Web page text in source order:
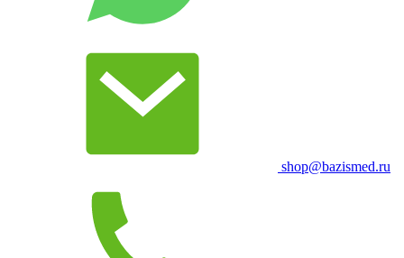
shop@bazismed.ru